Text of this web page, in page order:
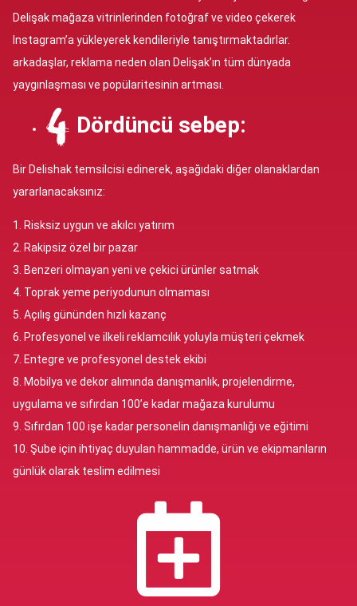
Delişak mağaza vitrinlerinden fotoğraf ve video çekerek
Instagram’a yükleyerek kendileriyle tanıştırmaktadırlar.
arkadaşlar, reklama neden olan Delişak’ın tüm dünyada
yaygınlaşması ve popülaritesinin artması.
Dördüncü sebep:
Bir Delishak temsilcisi edinerek, aşağıdaki diğer olanaklardan
yararlanacaksınız:
1. Risksiz uygun ve akılcı yatırım
2. Rakipsiz özel bir pazar
3. Benzeri olmayan yeni ve çekici ürünler satmak
4. Toprak yeme periyodunun olmaması
5. Açılış gününden hızlı kazanç
6. Profesyonel ve ilkeli reklamcılık yoluyla müşteri çekmek
7. Entegre ve profesyonel destek ekibi
8. Mobilya ve dekor alımında danışmanlık, projelendirme,
uygulama ve sıfırdan 100’e kadar mağaza kurulumu
9. Sıfırdan 100 işe kadar personelin danışmanlığı ve eğitimi
10. Şube için ihtiyaç duyulan hammadde, ürün ve ekipmanların
günlük olarak teslim edilmesi